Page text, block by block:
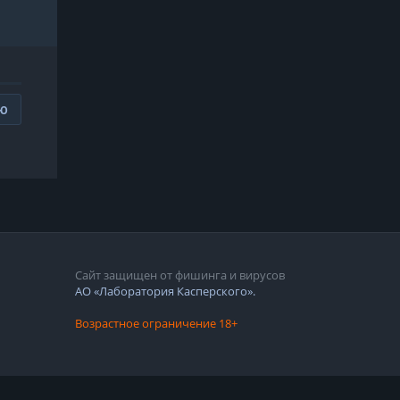
Сайт защищен от фишинга и вирусов
АО «Лаборатория Касперского».
Возрастное ограничение 18+